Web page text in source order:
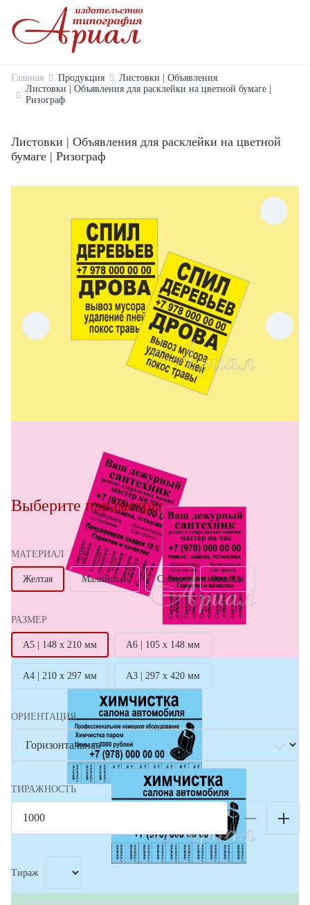
Главная Продукция
Листовки | Объявления
Листовки | Объявления для расклейки на цветной бумаге |
Ризограф
Листовки | Объявления для расклейки на цветной
бумаге | Ризограф
Выберите параметры
МАТЕРИАЛ
Желтая Малиновая Синяя Зеленая
РАЗМЕР
А5 | 148 х 210 мм А6 | 105 х 148 мм
А4 | 210 х 297 мм А3 | 297 х 420 мм
ОРИЕНТАЦИЯ
ТИРАЖНОСТЬ
Тираж